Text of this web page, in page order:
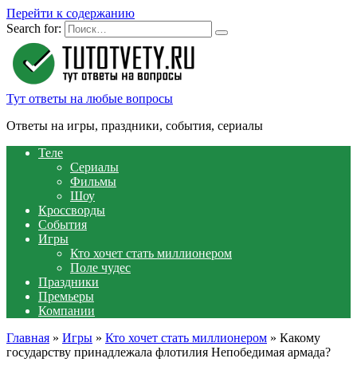
Перейти к содержанию
Search for:
Тут ответы на любые вопросы
Ответы на игры, праздники, события, сериалы
Теле
Сериалы
Фильмы
Шоу
Кроссворды
События
Игры
Кто хочет стать миллионером
Поле чудес
Праздники
Премьеры
Компании
Главная » Игры » Кто хочет стать миллионером » Какому
государству принадлежала флотилия Непобедимая армада?